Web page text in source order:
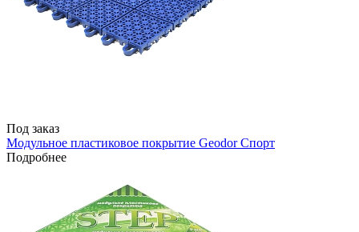
Под заказ
Модульное пластиковое покрытие Geodor Спорт
Подробнее